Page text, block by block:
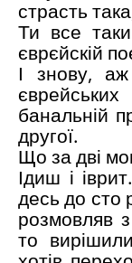
страсть
Ти все
єврєйскій
І знову,
банальній
другої.
Що за дві
Ідиш і
десь до сто
розмовляв
то